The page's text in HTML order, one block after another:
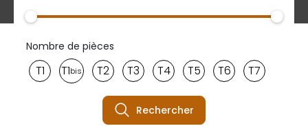
Nombre de pièces
T1 T1bis T2 T3 T4 T5 T6 T7
Rechercher